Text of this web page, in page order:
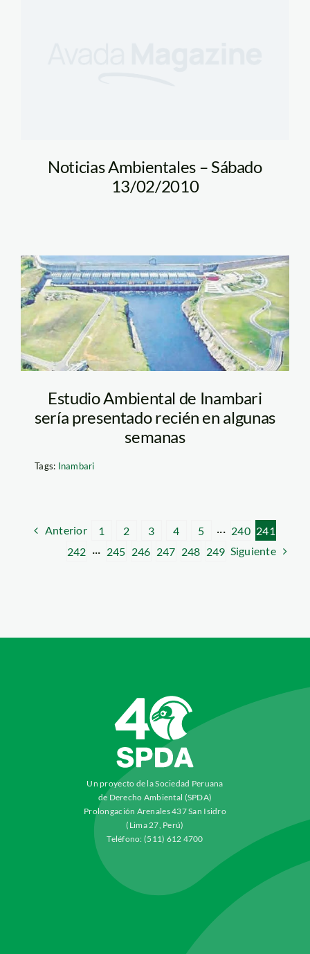
Noticias Ambientales – Sábado
13/02/2010
inambari_proyecto
Estudio Ambiental de Inambari
sería presentado recién en algunas
semanas
Tags: Inambari
Anterior 1 2 3 4 5 ··· 240 241
242 ··· 245 246 247 248 249 Siguiente
Un proyecto de la Sociedad Peruana
de Derecho Ambiental (SPDA)
Prolongación Arenales 437 San Isidro
(Lima 27, Perú)
Teléfono: (511) 612 4700